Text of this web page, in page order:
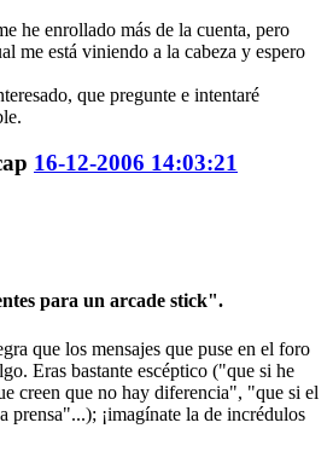
he enrollado más de la cuenta, pero
me está viniendo a la cabeza y espero
que pregunte e intentaré
16-12-2006 14:03:21
para un arcade stick".
que los mensajes que puse en el foro
Eras bastante escéptico ("que si he
creen que no hay diferencia", "que si el
prensa"...); ¡imagínate la de incrédulos